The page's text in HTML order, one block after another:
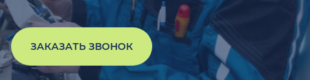
ЗАКАЗАТЬ ЗВОНОК